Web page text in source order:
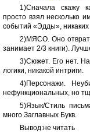
1)Сначала скажу
просто взял несколько
событий «Эдды»,
2)МЯСО. Оно
занимает 2/3 книги).
3)Сюжет. Его нет.
логики, никакой интриги.
4)Персонажи.
нефункциональных, но
5)Язык/Стиль
много Заглавных Букв.
Вывод:не читать